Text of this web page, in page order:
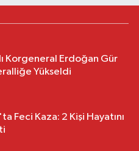
Korgeneral Erdoğan Gür
Yükseldi
Feci Kaza: 2 Kişi Hayatını